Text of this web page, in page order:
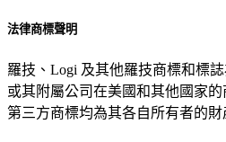
法律商標聲明
羅技、Logi 及其他羅技商標和標誌
或其附屬公司在美國和其他國家
第三方商標均為其各自所有者的財